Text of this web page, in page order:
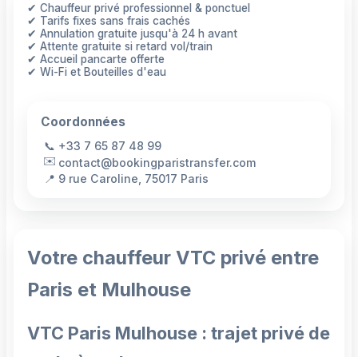
✔ Chauffeur privé professionnel & ponctuel
✔ Tarifs fixes sans frais cachés
✔ Annulation gratuite jusqu'à 24 h avant
✔ Attente gratuite si retard vol/train
✔ Accueil pancarte offerte
✔ Wi-Fi et Bouteilles d'eau
Coordonnées
📞 +33 7 65 87 48 99
✉️ contact@bookingparistransfer.com
📍 9 rue Caroline, 75017 Paris
Votre chauffeur VTC privé entre
Paris et Mulhouse
VTC Paris Mulhouse : trajet privé de